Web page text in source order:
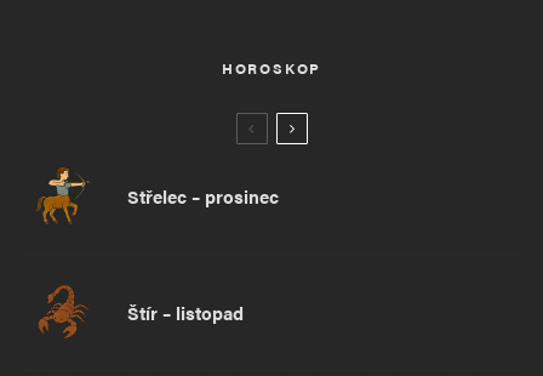
HOROSKOP
Střelec – prosinec
Štír – listopad